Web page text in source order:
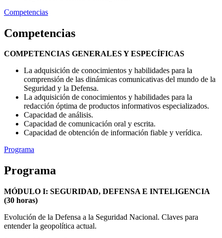
Competencias
Competencias
COMPETENCIAS GENERALES Y ESPECÍFICAS
La adquisición de conocimientos y habilidades para la
comprensión de las dinámicas comunicativas del mundo de la
Seguridad y la Defensa.
La adquisición de conocimientos y habilidades para la
redacción óptima de productos informativos especializados.
Capacidad de análisis.
Capacidad de comunicación oral y escrita.
Capacidad de obtención de información fiable y verídica.
Programa
Programa
MÓDULO I: SEGURIDAD, DEFENSA E INTELIGENCIA
(30 horas)
Evolución de la Defensa a la Seguridad Nacional. Claves para
entender la geopolítica actual.